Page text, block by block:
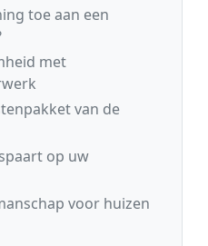
toe aan een
met
van de
op uw
voor huizen